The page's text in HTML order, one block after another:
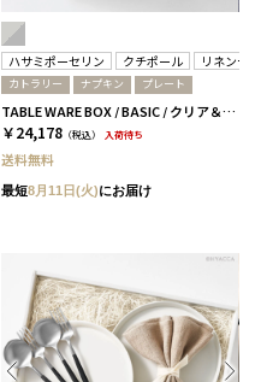
ハサミポーセリン クチポール リネンテ
カトラリー ナプキン プレート
TABLE WARE BOX / BASIC / クリア＆ミラーシルバー
￥24,178 （税込） 入荷待ち
送料無料
最短8月11日(火)にお届け